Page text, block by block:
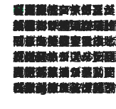
2026.8.7
【厳選旅コスメ】「多機能アイテムがメイン！」旅好き美容エディターが選んだ夏旅ベストコスメを発表【Mサイズジップ】
2026.8.6
「荷物が増えるほど旅ストレスは増す」美容ジャーナリストがたどり着いた最終結論。“化粧品を劇的に減らす”感動の凝縮美容とは
2026.8.6
「旅先には金髪ウィッグを持参」日本と同じメイクでは損してる!? 美容ジャーナリストが提案する“掟破りの旅美容”とは
2026.8.6
【厳選旅コスメ】「身軽さ＆UV対策重視！」ヘアアーティストshucoが選んだ夏旅ベストコスメを発表【Mサイズジップ】
2026.8.5
【厳選旅コスメ】国内をあちこち移動する河井菜摘が選んだ夏旅ベストコスメ発表！「リラックスアイテムはマスト」【Mサイズジップ】
2026.8.4
【厳選旅コスメ】「紫外線＆乾燥対策しながらメイク感も！」ヘア＆メイクGeorgeが選んだ夏旅ベストコスメを発表！【Mサイズジップ】